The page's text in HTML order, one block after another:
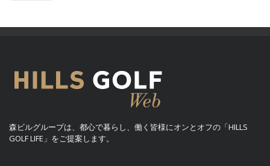
森ビルグループは、都心で暮らし、働く皆様にオンとオフの「HILLS
GOLF LIFE」をご提案します。